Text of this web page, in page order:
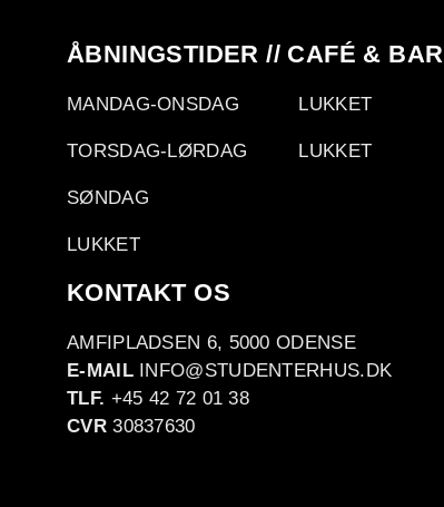
ÅBNINGSTIDER // CAFÉ & BAR
MANDAG-ONSDAG
TORSDAG-LØRDAG
SØNDAG
LUKKET
LUKKET
LUKKET
KONTAKT OS
AMFIPLADSEN 6, 5000 ODENSE
E-MAILINFO@STUDENTERHUS.DK
TLF. +45 42 72 01 38
CVR30837630